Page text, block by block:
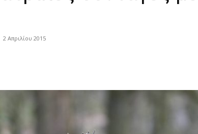
2 Απριλίου 2015